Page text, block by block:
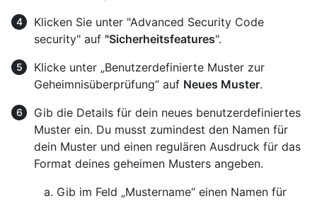
Klicken Sie unter "Advanced Security Code
security" auf "Sicherheitsfeatures".
Klicke unter „Benutzerdefinierte Muster zur
Geheimnisüberprüfung“ auf Neues Muster.
Gib die Details für dein neues benutzerdefiniertes
Muster ein. Du musst zumindest den Namen für
dein Muster und einen regulären Ausdruck für das
Format deines geheimen Musters angeben.
Gib im Feld „Mustername“ einen Namen für